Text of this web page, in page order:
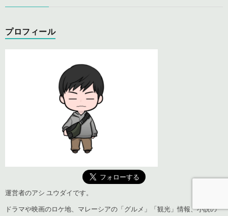
プロフィール
運営者のアシ ユウダイです。
ドラマや映画のロケ地、マレーシアの「グルメ」「観光」情報、小説の